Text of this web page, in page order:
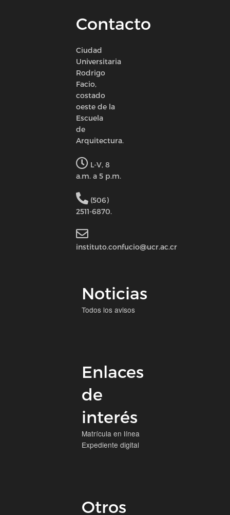
Contacto
Ciudad
Universitaria
Rodrigo
Facio,
costado
oeste de la
Escuela
de
Arquitectura.
L-V, 8
a.m. a 5 p.m.
(506)
2511-6870.
instituto.confucio@ucr.ac.cr
Noticias
Todos los avisos
Enlaces
de
interés
Matrícula en línea
Expediente digital
Otros